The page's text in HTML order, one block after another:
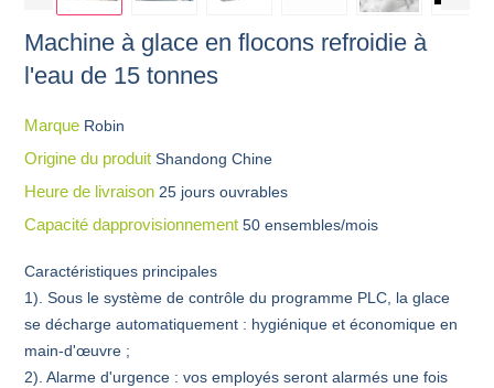
Machine à glace en flocons refroidie à
l'eau de 15 tonnes
Marque Robin
Origine du produitShandong Chine
Heure de livraison 25 jours ouvrables
Capacité dapprovisionnement50 ensembles/mois
Caractéristiques principales
1). Sous le système de contrôle du programme PLC, la glace
se décharge automatiquement : hygiénique et économique en
main-d'œuvre ;
2). Alarme d'urgence : vos employés seront alarmés une fois